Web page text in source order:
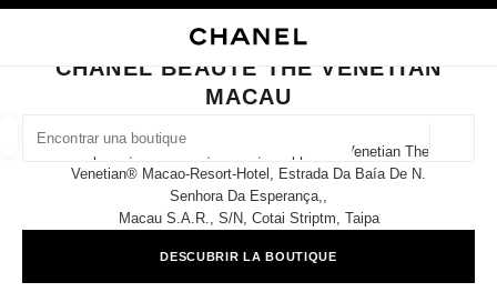
BUSCAR UNA BOUTIQUE
las sugerencias se muestran debajo de esta barra de búsqueda
0 Sugerencias disponibles
CERRAR TARJETA DE BOUTIQUE CHANEL BEAUTÉ THE VENETIAN
CHANEL BEAUTÉ THE VENETIAN
MACAU
Shop 006, Great Hall ,level 3, Shoppes At Venetian The
Venetian® Macao-Resort-Hotel, Estrada Da Baía De N.
Senhora Da Esperança,,
Macau S.a.r., S/n, Cotai Striptm, Taipa
DESCUBRIR LA BOUTIQUE
MODA GAFAS RELOJERÍA Y JOYERÍA